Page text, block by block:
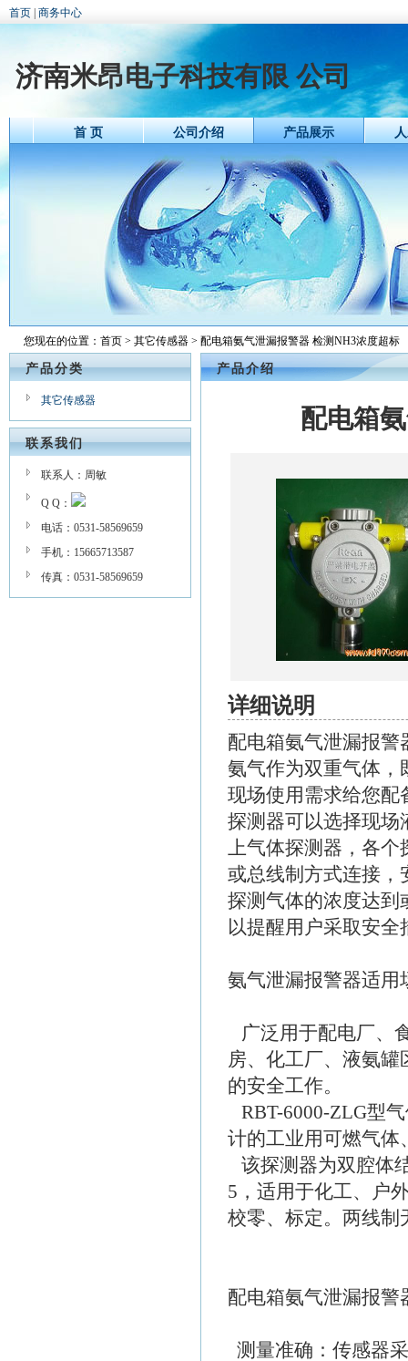
首页 商务中心
济南米昂电子科技有限 公司
首 页 公司介绍 产品展示
您现在的位置： 首页 > 其它传感器 > 配电箱氨气泄漏报警器 检测NH3浓度超标
产品分类
其它传感器
联系我们
联系人：周敏
Q Q：
电话：0531-58569659
手机：15665713587
传真：0531-58569659
产品介绍
配电箱
详细说明
配电箱氨气泄漏报警
氨气作为双重气体，
现场使用需求给您配
探测器可以选择现场
上气体探测器，各
或总线制方式连接，
探测气体的浓度达到
以提醒用户采取安全
氨气泄漏报警器适用
广泛用于配电厂、
房、化工厂、液氨
的安全工作。
RBT-6000-ZLG型
计的工业用可燃气体
该探测器为双腔体
5，适用于化工、户
校零、标定。两线制
配电箱氨气泄漏报警
测量准确：传感器